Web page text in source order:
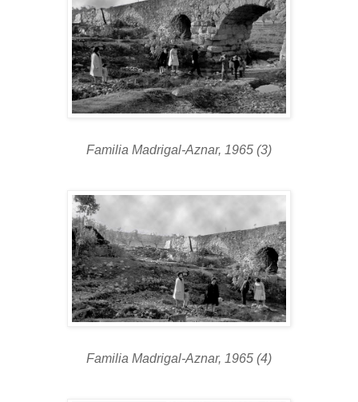
Familia Madrigal-Aznar, 1965 (3)
Familia Madrigal-Aznar, 1965 (4)